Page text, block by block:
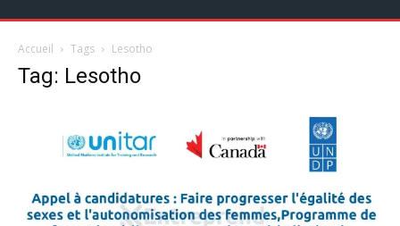
Accueil Tags Lesotho
Tag: Lesotho